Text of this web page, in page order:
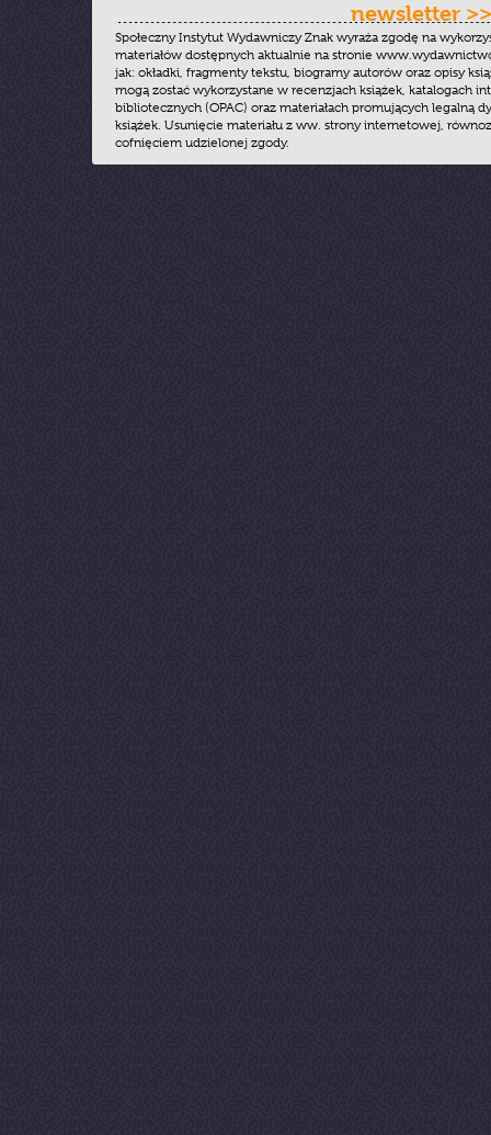
newsletter >>
Społeczny Instytut Wydawniczy Znak wyraża zgodę na
materiałów dostępnych aktualnie na stronie
jak: okładki, fragmenty tekstu, biogramy autorów oraz opisy
mogą zostać wykorzystane w recenzjach książek, katalogach
bibliotecznych (OPAC) oraz materiałach promujących legalną
książek. Usunięcie materiału z ww. strony internetowej,
cofnięciem udzielonej zgody.